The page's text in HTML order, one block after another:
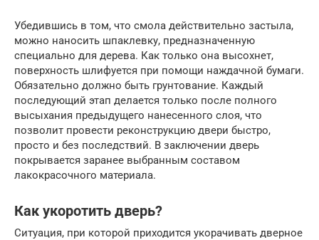
Убедившись в том, что смола действительно застыла,
можно наносить шпаклевку, предназначенную
специально для дерева. Как только она высохнет,
поверхность шлифуется при помощи наждачной бумаги.
Обязательно должно быть грунтование. Каждый
последующий этап делается только после полного
высыхания предыдущего нанесенного слоя, что
позволит провести реконструкцию двери быстро,
просто и без последствий. В заключении дверь
покрывается заранее выбранным составом
лакокрасочного материала.
Как укоротить дверь?
Ситуация, при которой приходится укорачивать дверное